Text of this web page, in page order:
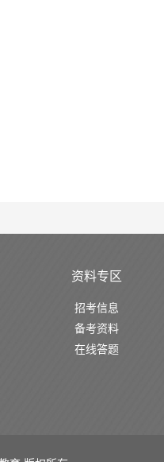
资料专区
招考信息
备考资料
在线答题